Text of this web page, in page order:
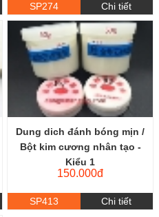
SP274 Chi tiết
Dung dich đánh bóng mịn /
Bột kim cương nhân tạo -
Kiểu 1
150.000đ
SP413 Chi tiết